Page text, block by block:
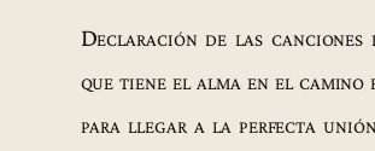
Declaración de las canciones
que tiene el alma en el
para llegar a la perfecta